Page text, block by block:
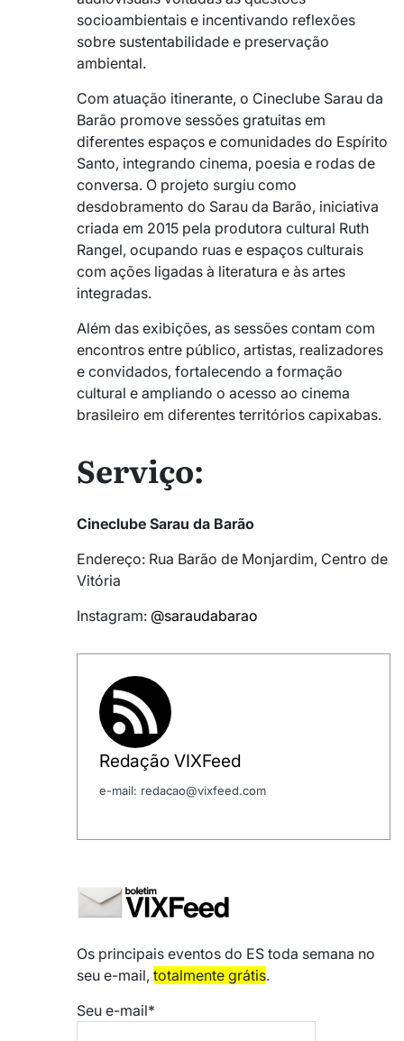
socioambientais e incentivando reflexões
sobre sustentabilidade e preservação
ambiental.
Com atuação itinerante, o Cineclube Sarau da
Barão promove sessões gratuitas em
diferentes espaços e comunidades do Espírito
Santo, integrando cinema, poesia e rodas de
conversa. O projeto surgiu como
desdobramento do Sarau da Barão, iniciativa
criada em 2015 pela produtora cultural Ruth
Rangel, ocupando ruas e espaços culturais
com ações ligadas à literatura e às artes
integradas.
Além das exibições, as sessões contam com
encontros entre público, artistas, realizadores
e convidados, fortalecendo a formação
cultural e ampliando o acesso ao cinema
brasileiro em diferentes territórios capixabas.
Serviço:
Cineclube Sarau da Barão
Endereço: Rua Barão de Monjardim, Centro de
Vitória
Instagram: @saraudabarao
Redação VIXFeed
e-mail: redacao@vixfeed.com
Os principais eventos do ES toda semana no
seu e-mail, totalmente grátis.
Seu e-mail*